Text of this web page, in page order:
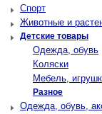
Спорт
Животные и
Детские товары
Одежда, обувь
Коляски
Мебель,
Разное
Одежда, обувь,